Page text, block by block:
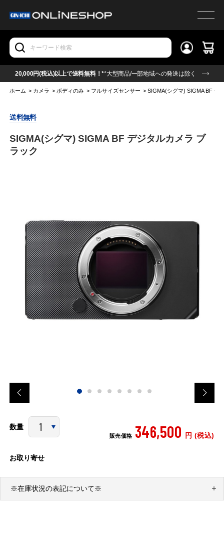
20,000円(税込)以上で送料無料！**大型商品/一部地域への発送は除く
ホーム > カメラ > ボディのみ > フルサイズセンサー >SIGMA(シグマ) SIGMA BF デ
送料無料
SIGMA(シグマ) SIGMA BF デジタルカメラ ブ
ラック
数量
販売価格 346,500 円 (税込)
お取り寄せ
※在庫状況の表記について※